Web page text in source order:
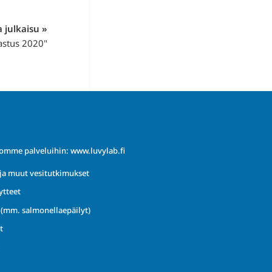
julkaisu »
2020"
palveluihin: www.luvylab.fi
muut vesitutkimukset
salmonellaepäilyt)